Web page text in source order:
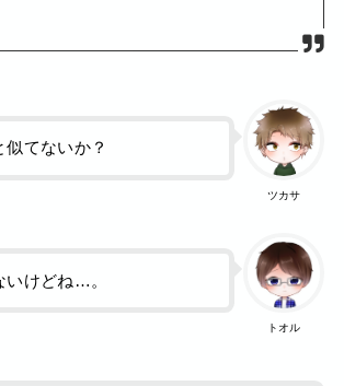
ツカサ
似てないか？
トオル
いけどね…。